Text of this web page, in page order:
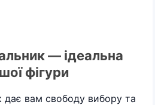
— ідеальна
фігури
дає вам свободу вибору та